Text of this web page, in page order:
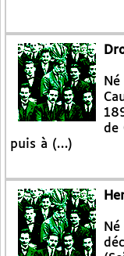
de
puis à (…)